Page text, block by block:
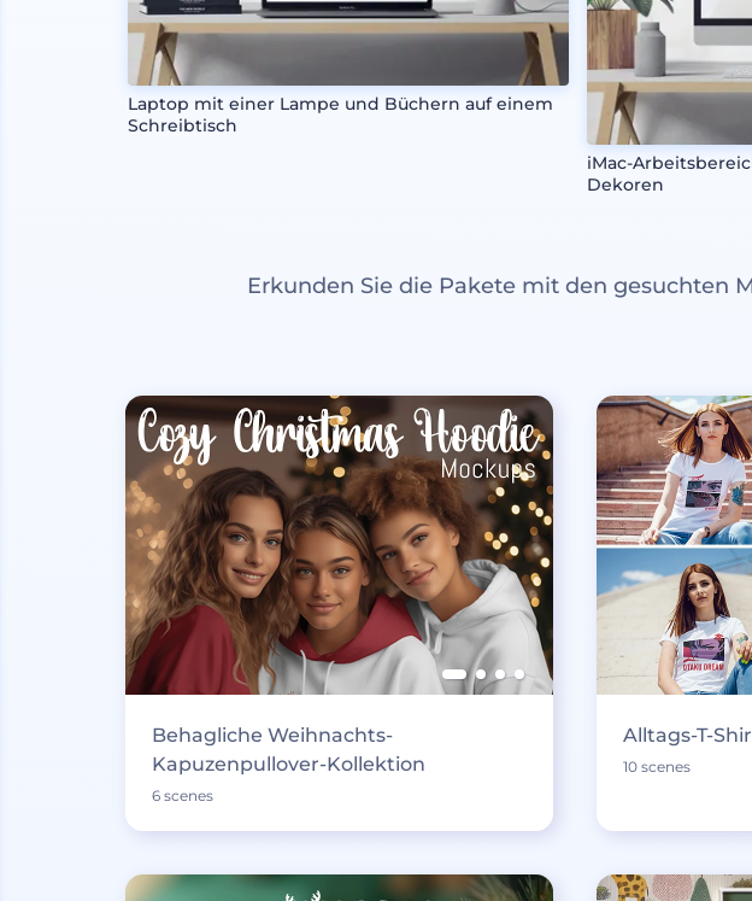
Laptop mit einer Lampe und Büchern auf einem
Schreibtisch
iMac-
Dekoren
Erkunden Sie die Pakete mit den gesuchten
Behagliche Weihnachts-
Kapuzenpullover-Kollektion
6 scenes
Alltags-T-
10 scenes